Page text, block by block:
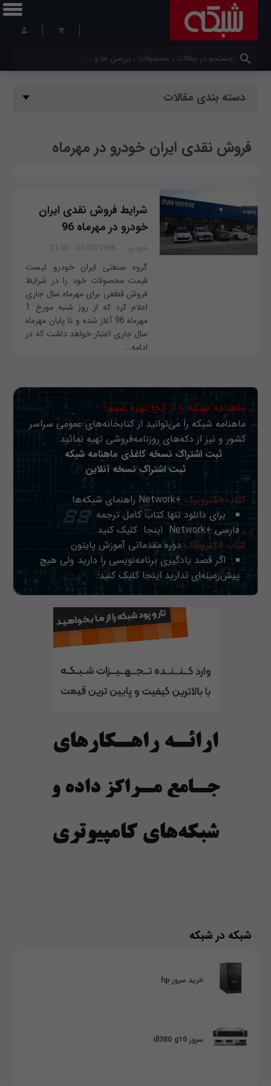
کلمات کلیدی خود را وارد کنید
دسته بندی مقالات
فروش نقدی ایران خودرو در مهرماه
شرایط فروش نقدی ایران
خودرو در مهرماه 96
خودرو 01/07/1396 - 21:30
گروه صنعتی ایران خودرو لیست
قیمت محصولات خود را در شرایط
فروش قطعی برای مهرماه سال جاری
اعلام کرد که از روز شنبه مورخ 1
مهرماه 96 آغاز شده و تا پایان مهرماه
سال جاری اعتبار خواهد داشت که در
ادامه...
ماهنامه شبکه را از کجا تهیه کنیم؟
ماهنامه شبکه را می‌توانید از کتابخانه‌های عمومی سراسر
کشور و نیز از دکه‌های روزنامه‌فروشی تهیه نمائید.
ثبت اشتراک نسخه کاغذی ماهنامه شبکه
ثبت اشتراک نسخه آنلاین
کتاب الکترونیک +Network راهنمای شبکه‌ها
برای دانلود تنها کتاب کامل ترجمه
فارسی +Network
اینجا کلیک کنید.
کتاب الکترونیک دوره مقدماتی آموزش پایتون
اگر قصد یادگیری برنامه‌نویسی را دارید ولی هیچ
پیش‌زمینه‌ای ندارید اینجا کلیک کنید.
شبکه در شبکه
خرید سرور hp
سرور dl380 g10